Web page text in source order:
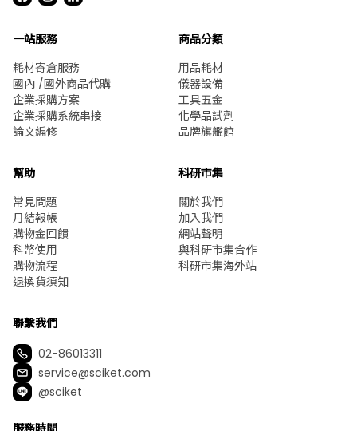
一站服務
耗材寄倉服務
國內 /國外商品代購
企業採購方案
企業採購系統串接
論文編修
商品分類
用品耗材
儀器設備
工具五金
化學品試劑
品牌旗艦館
幫助
常見問題
月結報帳
購物金回饋
科幣使用
購物流程
退換貨須知
科研市集
關於我們
加入我們
網站聲明
與科研市集合作
科研市集海外站
聯繫我們
02-86013311
service@sciket.com
@sciket